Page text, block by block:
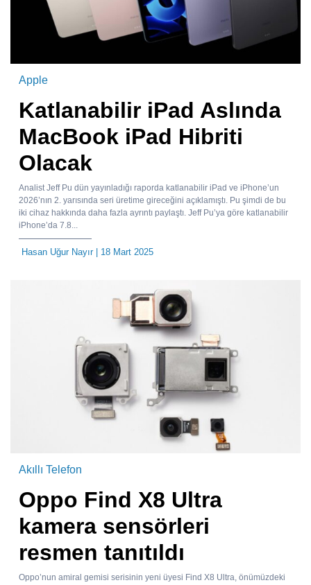
Apple
Katlanabilir iPad Aslında
MacBook iPad Hibriti
Olacak
Analist Jeff Pu dün yayınladığı raporda katlanabilir iPad ve iPhone’un
2026’nın 2. yarısında seri üretime gireceğini açıklamıştı. Pu şimdi de bu
iki cihaz hakkında daha fazla ayrıntı paylaştı. Jeff Pu’ya göre katlanabilir
iPhone’da 7.8...
Hasan Uğur Nayır| 18 Mart 2025
Akıllı Telefon
Oppo Find X8 Ultra
kamera sensörleri
resmen tanıtıldı
Oppo’nun amiral gemisi serisinin yeni üyesi Find X8 Ultra, önümüzdeki